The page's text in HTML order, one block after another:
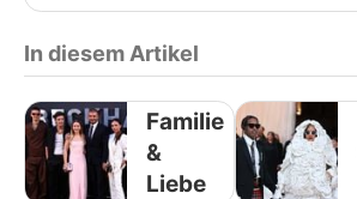
In diesem Artikel
Familie
&
Liebe